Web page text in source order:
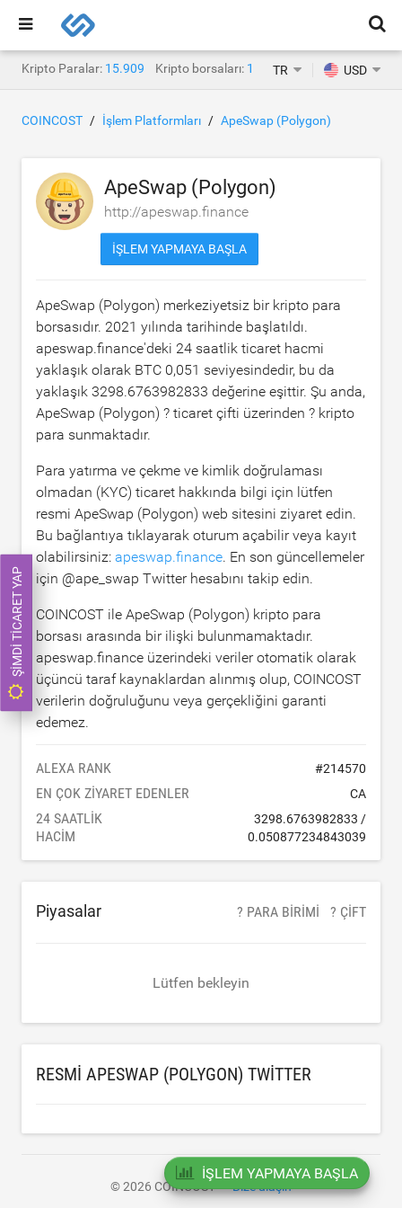
Kripto Paralar: 15.909 Kripto borsaları: 1.471TR USD
COINCOST İşlem Platformları ApeSwap (Polygon)
ApeSwap (Polygon)
http://apeswap.finance
İŞLEM YAPMAYA BAŞLA
ApeSwap (Polygon) merkeziyetsiz bir kripto para
borsasıdır. 2021 yılında tarihinde başlatıldı.
apeswap.finance'deki 24 saatlik ticaret hacmi
yaklaşık olarak BTC 0,051 seviyesindedir, bu da
yaklaşık 3298.6763982833 değerine eşittir. Şu anda,
ApeSwap (Polygon) ? ticaret çifti üzerinden ? kripto
para sunmaktadır.
Para yatırma ve çekme ve kimlik doğrulaması
olmadan (KYC) ticaret hakkında bilgi için lütfen
resmi ApeSwap (Polygon) web sitesini ziyaret edin.
Bu bağlantıya tıklayarak oturum açabilir veya kayıt
olabilirsiniz: apeswap.finance. En son güncellemeler
için @ape_swap Twitter hesabını takip edin.
COINCOST ile ApeSwap (Polygon) kripto para
borsası arasında bir ilişki bulunmamaktadır.
apeswap.finance üzerindeki veriler otomatik olarak
üçüncü taraf kaynaklardan alınmış olup, COINCOST
verilerin doğruluğunu veya gerçekliğini garanti
edemez.
ALEXA RANK #214570
EN ÇOK ZIYARET EDENLER CA
24 SAATLIK
HACIM
3298.6763982833 /
0.050877234843039
Piyasalar ? PARA BIRIMI ? ÇIFT
Lütfen bekleyin
RESMI APESWAP (POLYGON) TWITTER
© 2026 COINCOST Bize ulaşın
İŞLEM YAPMAYA BAŞLA
ŞIMDI TICARET YAP